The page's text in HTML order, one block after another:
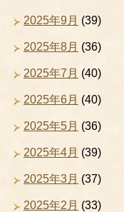
2025年9月 (39)
2025年8月 (36)
2025年7月 (40)
2025年6月 (40)
2025年5月 (36)
2025年4月 (39)
2025年3月 (37)
2025年2月 (33)